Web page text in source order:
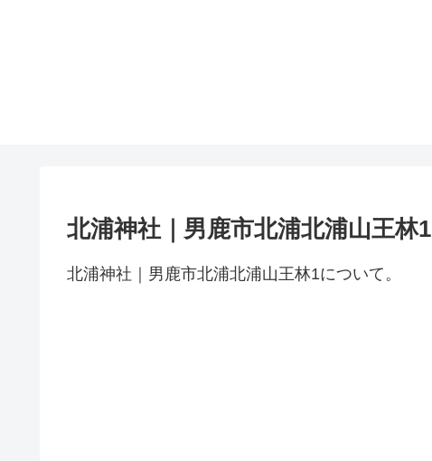
北浦神社｜男鹿市北浦北浦山王林1
北浦神社｜男鹿市北浦北浦山王林1について。